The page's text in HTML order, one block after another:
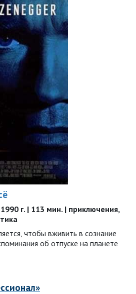
г. | 113 мин. | приключения,
чтобы вживить в сознание
об отпуске на планете